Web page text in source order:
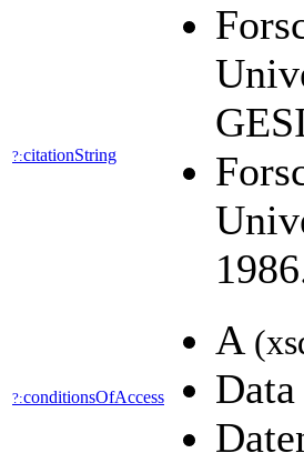
?:citationString
?:conditionsOfAccess
A